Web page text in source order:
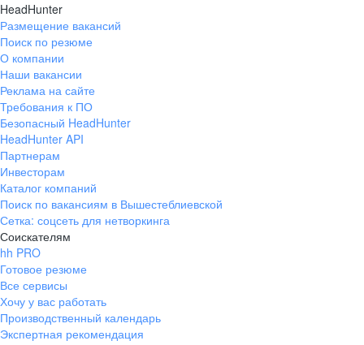
HeadHunter
Размещение вакансий
Поиск по резюме
О компании
Наши вакансии
Реклама на сайте
Требования к ПО
Безопасный HeadHunter
HeadHunter API
Партнерам
Инвесторам
Каталог компаний
Поиск по вакансиям в Вышестеблиевской
Сетка: соцсеть для нетворкинга
Соискателям
hh PRO
Готовое резюме
Все сервисы
Хочу у вас работать
Производственный календарь
Экспертная рекомендация